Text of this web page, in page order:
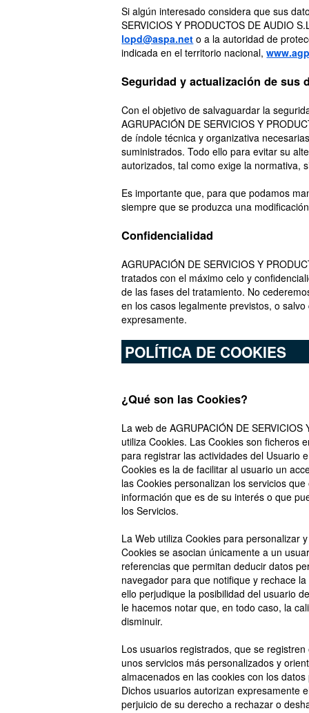
Si algún interesado considera que sus
SERVICIOS Y PRODUCTOS DE AUDIO
lopd@aspa.net o a la autoridad de
indicada en el territorio nacional,
Seguridad y actualización de sus
Con el objetivo de salvaguardar la
AGRUPACIÓN DE SERVICIOS Y
de índole técnica y organizativa
suministrados. Todo ello para evitar su
autorizados, tal como exige la normativa,
Es importante que, para que podamos
siempre que se produzca una
Confidencialidad
AGRUPACIÓN DE SERVICIOS Y
tratados con el máximo celo y
de las fases del tratamiento. No
en los casos legalmente previstos, o
expresamente.
POLÍTICA DE COOKIES
¿Qué son las Cookies?
La web de AGRUPACIÓN DE
utiliza Cookies. Las Cookies son ficheros
para registrar las actividades del Usuario
Cookies es la de facilitar al usuario un
las Cookies personalizan los servicios
información que es de su interés o que
los Servicios.
La Web utiliza Cookies para personalizar
Cookies se asocian únicamente a un
referencias que permitan deducir datos
navegador para que notifique y rechace
ello perjudique la posibilidad del usuario
le hacemos notar que, en todo caso, la
disminuir.
Los usuarios registrados, que se
unos servicios más personalizados y
almacenados en las cookies con los
Dichos usuarios autorizan expresamente
perjuicio de su derecho a rechazar o